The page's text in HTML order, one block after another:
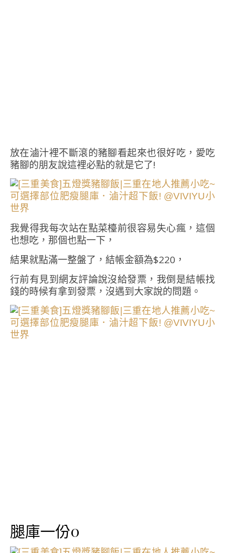
放在滷汁裡不斷滾的豬腳看起來也很好吃，愛吃
豬腳的朋友說這裡必點的就是它了!
我覺得我每次站在點菜檯前很容易失心瘋，這個
也想吃，那個也點一下，
結果就點滿一整盤了，結帳金額為$220，
行前有見到網友評論說沒給發票，我倒是結帳找
錢的時候有拿到發票，沒遇到大家說的問題。
腿庫一份0